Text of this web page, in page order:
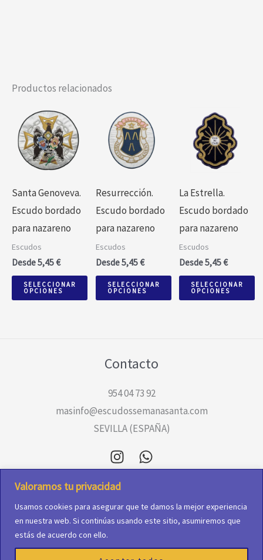
Valoramos tu privacidad
Usamos cookies para asegurar que te damos la mejor experiencia
en nuestra web. Si continúas usando este sitio, asumiremos que
estás de acuerdo con ello.
Productos relacionados
Santa Genoveva.
Escudo bordado
para nazareno
Escudos
Desde5,45€
SELECCIONAR
OPCIONES
producto
tiene
múltiples
Las
opciones
se
pueden
Resurrección.
Escudo bordado
para nazareno
Escudos
Desde5,45€
SELECCIONAR
OPCIONES
producto
tiene
múltiples
Las
opciones
se
pueden
producto
La Estrella.
Escudo bordado
para nazareno
Escudos
Desde5,45€
SELECCIONAR
OPCIONES
producto
tiene
múltiples
Las
opciones
se
pueden
Contacto
954 04 73 92
masinfo@escudossemanasanta.com
SEVILLA (ESPAÑA)
Aviso Legal
Política de cookies
Política de Privacidad